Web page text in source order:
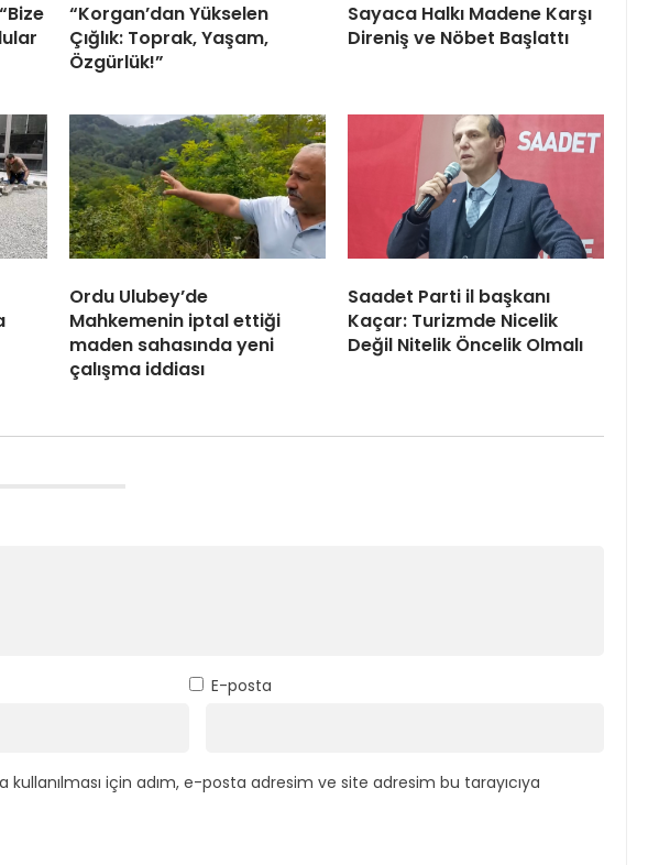
“Korgan’dan Yükselen
Çığlık: Toprak, Yaşam,
Özgürlük!”
Sayaca Halkı Madene Karşı
Direniş ve Nöbet Başlattı
Ordu Ulubey’de
Mahkemenin iptal ettiği
maden sahasında yeni
çalışma iddiası
Saadet Parti il başkanı
Kaçar: Turizmde Nicelik
Değil Nitelik Öncelik Olmalı
E-posta
kullanılması için adım, e-posta adresim ve site adresim bu tarayıcıya